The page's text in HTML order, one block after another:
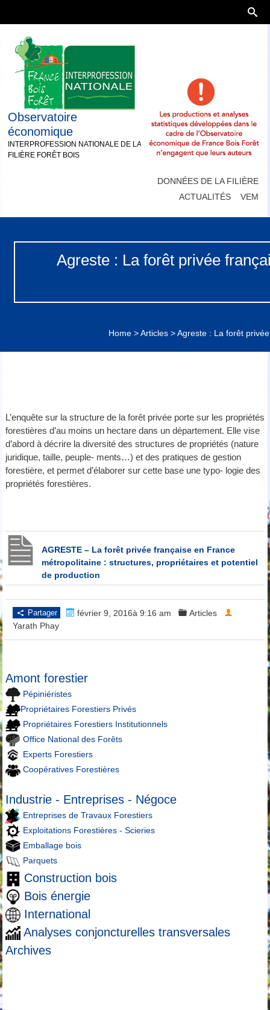
Observatoire
économique
INTERPROFESSION NATIONALE DE LA
FILIÈRE FORÊT BOIS
DONNÉES DE LA FILIÈRE
ACTUALITÉS
VEM
Agreste : La forêt privée
Home>Articles>Agreste : La forêt
L’enquête sur la structure de la forêt privée porte sur les propriétés
forestières d’au moins un hectare dans un département. Elle vise
d’abord à décrire la diversité des structures de propriétés (nature
juridique, taille, peuple- ments…) et des pratiques de gestion
forestière, et permet d’élaborer sur cette base une typo- logie des
propriétés forestières.
AGRESTE – La forêt privée française en France
métropolitaine : structures, propriétaires et potentiel
de production
Partager février 9, 2016à 9:16 am
Articles
Yarath Phay
Amont forestier
Pépiniéristes
Propriétaires Forestiers Privés
Propriétaires Forestiers Institutionnels
Office National des Forêts
Experts Forestiers
Coopératives Forestières
Industrie - Entreprises - Négoce
Entreprises de Travaux Forestiers
Exploitations Forestières - Scieries
Emballage bois
Parquets
Construction bois
Bois énergie
International
Analyses conjoncturelles transversales
Archives